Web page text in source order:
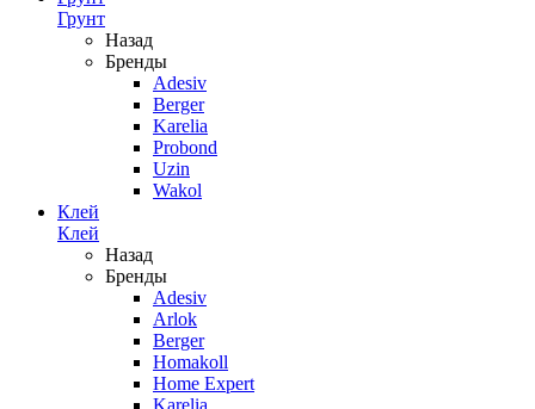
Грунт
Назад
Бренды
Adesiv
Berger
Karelia
Probond
Uzin
Wakol
Клей
Клей
Назад
Бренды
Adesiv
Arlok
Berger
Homakoll
Home Expert
Karelia